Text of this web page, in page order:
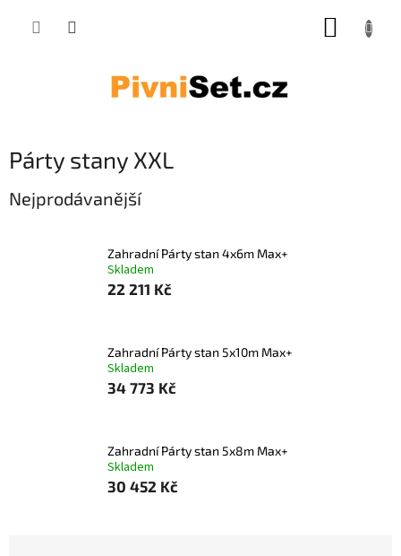
Párty stany XXL
Nejprodávanější
Zahradní Párty stan 4x6m Max+
Skladem
22 211 Kč
Zahradní Párty stan 5x10m Max+
Skladem
34 773 Kč
Zahradní Párty stan 5x8m Max+
Skladem
30 452 Kč